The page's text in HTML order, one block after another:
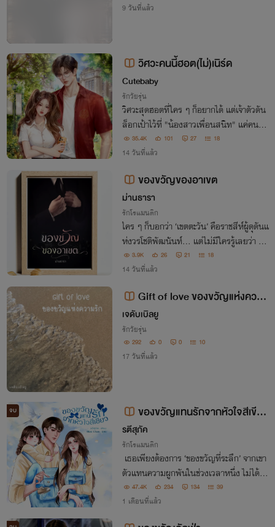
9 วันที่แล้ว
วิศวะคนนี้ฮอต(ไม่)เนิร์ด
Cutebaby
รักวัยรุ่น
วิศวะสุดฮอตที่ใคร ๆ ก็อยากได้ แต่เจ้าตัวดัน
ล็อกเป้าไว้ที่ "น้องสาวเพื่อนสนิท" แค่คนเดี
ยว 35.4K 101 27 18
14 วันที่แล้ว
ของขวัญของอาเขต
ม่านธารา
รักโรแมนติก
ใคร ๆ ก็บอกว่า ‘เขตตะวัน’ คือราชสีห์ผู้ดุดันแ
ห่งวรโชติพัฒนันท์... แต่ไม่มีใครรู้เลยว่า รา
ชสีห์ตัวนี้ยอมเชื่องให้กับผู้หญิงเพียงคนเดีย
ว
3.9K 26 21 18
14 วันที่แล้ว
Gift of love ของขวัญแห่งความ
รัก
เจดับเบิลยู
รักวัยรุ่น
292 0 0 10
17 วันที่แล้ว
จบ
ของขวัญแทนรักจากหัวใจสีเขียว
(มี E-book)
รตีสุภัค
รักโรแมนติก
เธอเพียงต้องการ ‘ของขวัญที่ระลึก’ จากเขา
ตัวแทนความผูกพันในช่วงเวลาหนึ่ง ไม่ได้คา
ดหวังว่าเขาจะรับรู้..แต่ความลับไม่มีในโลก!
47.4K 234 134 39
1 เดือนที่แล้ว